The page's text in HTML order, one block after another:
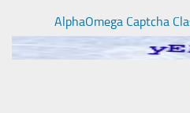
AlphaOmega Captcha